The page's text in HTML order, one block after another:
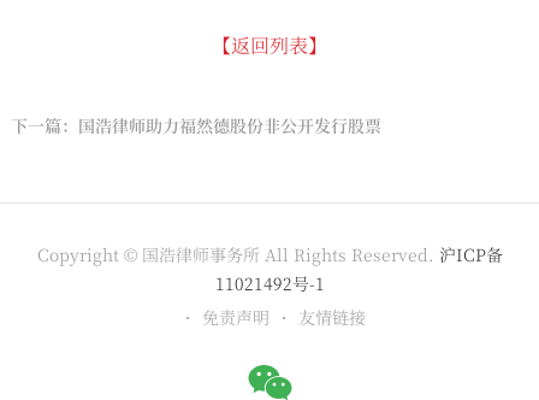
【返回列表】
下一篇：国浩律师助力福然德股份非公开发行股票
Copyright © 国浩律师事务所 All Rights Reserved. 沪ICP备
11021492号-1
免责声明
友情链接